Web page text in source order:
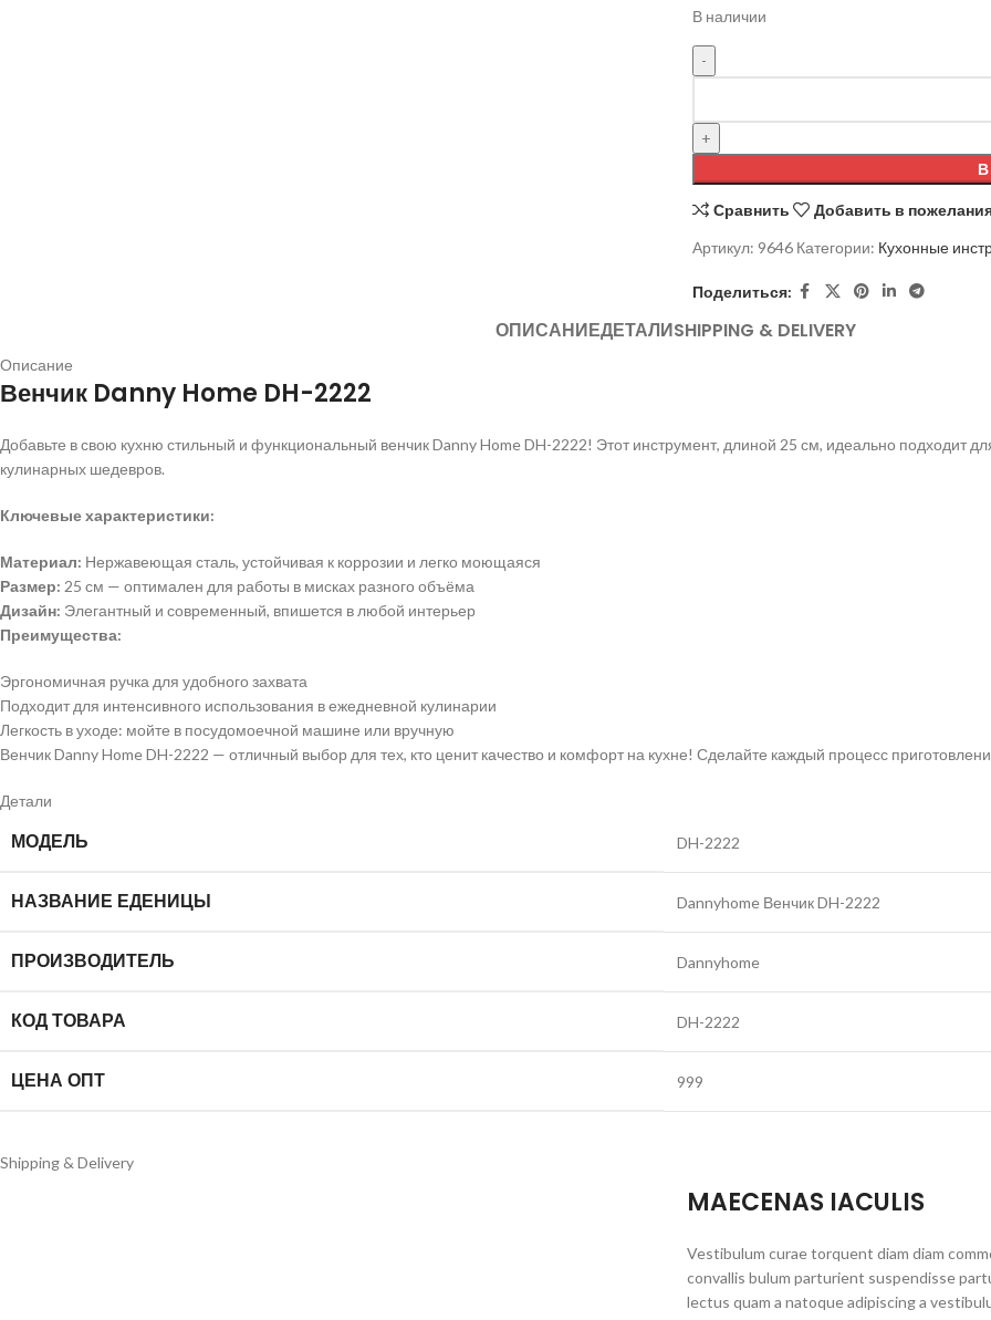
В наличии
Сравнить
Добавить в
Артикул: 9646 Категории: Кухонные
Поделиться:
ОПИСАНИЕДЕТАЛИSHIPPING & DELIVERY
Описание
Венчик Danny Home DH-2222
Добавьте в свою кухню стильный и функциональный венчик Danny Home DH-2222! Этот инструмент, длиной 25 см, идеально подходит
кулинарных шедевров.
Ключевые характеристики:
Материал: Нержавеющая сталь, устойчивая к коррозии и легко моющаяся
Размер: 25 см — оптимален для работы в мисках разного объёма
Дизайн: Элегантный и современный, впишется в любой интерьер
Преимущества:
Эргономичная ручка для удобного захвата
Подходит для интенсивного использования в ежедневной кулинарии
Легкость в уходе: мойте в посудомоечной машине или вручную
Венчик Danny Home DH-2222 — отличный выбор для тех, кто ценит качество и комфорт на кухне! Сделайте каждый процесс
Детали
МОДЕЛЬ DH-2222
НАЗВАНИЕ ЕДЕНИЦЫ Dannyhome Венчик DH-2222
ПРОИЗВОДИТЕЛЬ Dannyhome
КОД ТОВАРА DH-2222
ЦЕНА ОПТ 999
Shipping & Delivery
MAECENAS IACULIS
Vestibulum curae torquent diam diam
convallis bulum parturient suspendisse
lectus quam a natoque adipiscing a